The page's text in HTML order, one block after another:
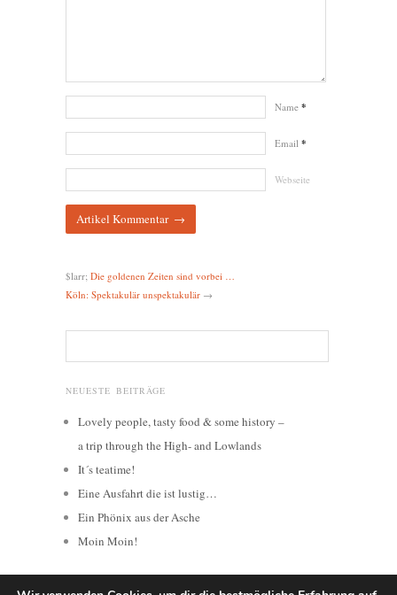
Name *
Email *
Webseite
$larr; Die goldenen Zeiten sind vorbei …
Köln: Spektakulär unspektakulär →
NEUESTE BEITRÄGE
Lovely people, tasty food & some history –
a trip through the High- and Lowlands
It´s teatime!
Eine Ausfahrt die ist lustig…
Ein Phönix aus der Asche
Moin Moin!